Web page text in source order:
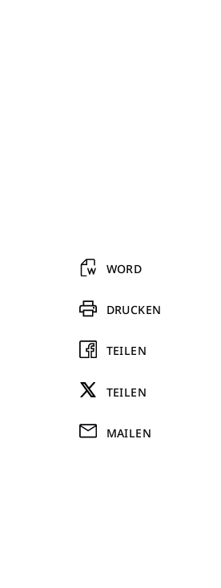
WORD
DRUCKEN
TEILEN
TEILEN
MAILEN